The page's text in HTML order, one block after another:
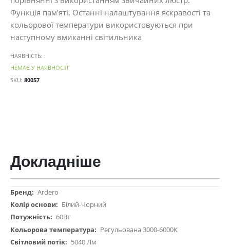
Функція пам’яті. Останні налаштування яскравості та
кольорової температури використовуються при
наступному вмиканні світильника
НАЯВНІСТЬ:
НЕМАЄ У НАЯВНОСТІ
SKU 80057
Докладніше
ДокладнішеArdero
Білий-Чорний
60Вт
Регульована 3000-6000К
5040 Лм